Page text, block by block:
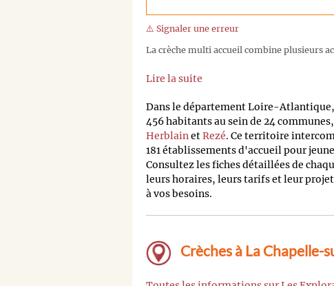
⚠️ Signaler une erreur
La crèche multi accueil combine plusieurs
Lire la suite
Dans le département Loire-
456 habitants au sein de 24
HerblainetRezé. Ce territoire
181 établissements d'accueil pour
Consultez les fiches détaillées de
leurs horaires, leurs tarifs et leur
à vos besoins.
Crèches à La Chapelle-